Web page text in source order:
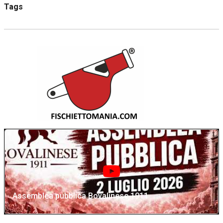
Tags
Assemblea pubblica Bovalinese 1911